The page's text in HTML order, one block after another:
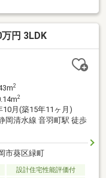
なった方や後でゆっ
に追加】ボタンを押
だだけど話だけでも
】・【お問合せ】・
せください♪お問合
円 3LDK
2
2
10月(築15年11ヶ月)
岡清水線 音羽町駅 徒歩
市葵区緑町
設計住宅性能評価付